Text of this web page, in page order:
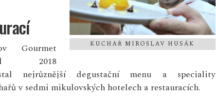
KUCHAŘ MIROSLAV HUSÁK
Gourmet
2018
nejrůznější degustační menu a speciality
v sedmi mikulovských hotelech a restauracích.